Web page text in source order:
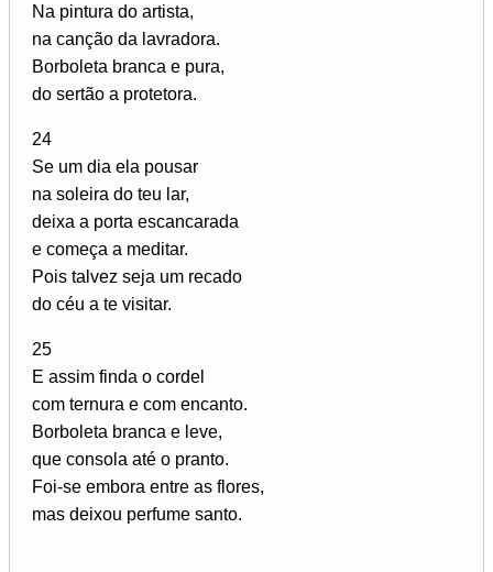
Na pintura do artista,
na canção da lavradora.
Borboleta branca e pura,
do sertão a protetora.
24
Se um dia ela pousar
na soleira do teu lar,
deixa a porta escancarada
e começa a meditar.
Pois talvez seja um recado
do céu a te visitar.
25
E assim finda o cordel
com ternura e com encanto.
Borboleta branca e leve,
que consola até o pranto.
Foi-se embora entre as flores,
mas deixou perfume santo.